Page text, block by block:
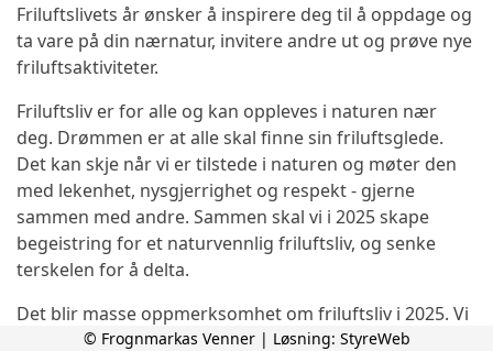
Friluftslivets år ønsker å inspirere deg til å oppdage og
ta vare på din nærnatur, invitere andre ut og prøve nye
friluftsaktiviteter.
Friluftsliv er for alle og kan oppleves i naturen nær
deg. Drømmen er at alle skal finne sin friluftsglede.
Det kan skje når vi er tilstede i naturen og møter den
med lekenhet, nysgjerrighet og respekt - gjerne
sammen med andre. Sammen skal vi i 2025 skape
begeistring for et naturvennlig friluftsliv, og senke
terskelen for å delta.
Det blir masse oppmerksomhet om friluftsliv i 2025. Vi
ønsker å inspirere deg til å bruke turområder der du
© Frognmarkas Venner | Løsning: StyreWeb